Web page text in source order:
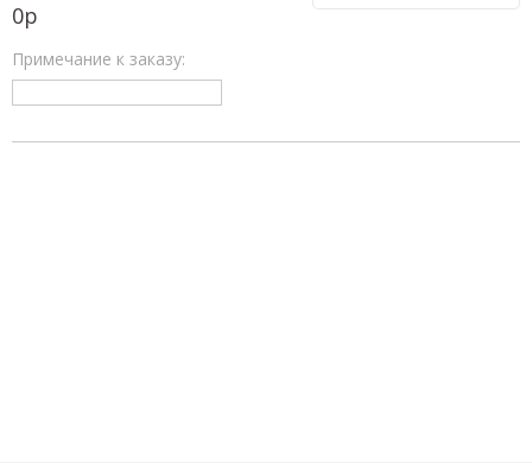
0р
Примечание к заказу: